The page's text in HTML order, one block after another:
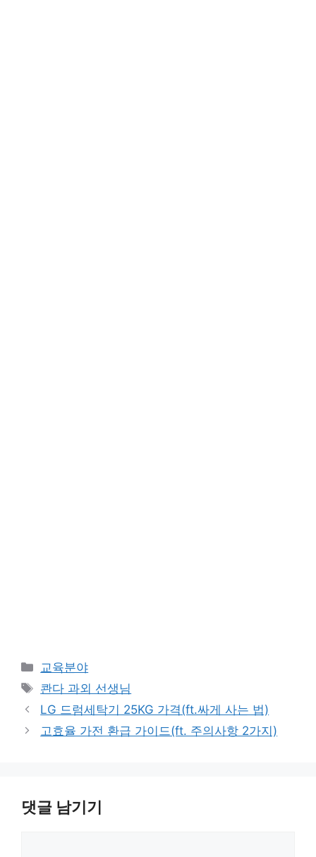
카
테
리
교육분야
태
그
콴다 과외 선생님
LG 드럼세탁기 25KG 가격(ft.싸게 사는 법)
고효율 가전 환급 가이드(ft. 주의사항 2가지)
댓글 남기기